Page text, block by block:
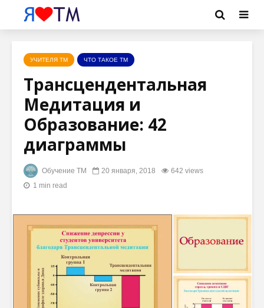
УЧИТЕЛЯ ТМ ЧТО ТАКОЕ ТМ
Трансцендентальная
Медитация и
Образование: 42
диаграммы
Обучение ТМ 20 января, 2018
642 views
1 min read